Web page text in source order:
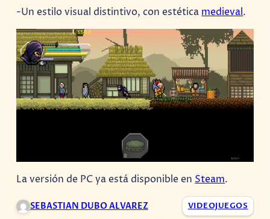
-Un estilo visual distintivo, con estética medieval.
La versión de PC ya está disponible en Steam.
SEBASTIAN DUBO ALVAREZ
VIDEOJUEGOS